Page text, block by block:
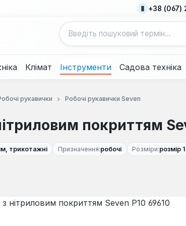
+38 (067)
Клімат Інструменти Садова техніка
рукавички Робочі рукавички Seven
покриттям
трикотажні Призначення:робочі Розміри:розмір